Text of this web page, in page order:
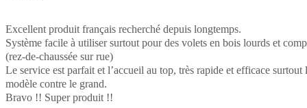
Excellent produit français recherché depuis longtemps.
Système facile à utiliser surtout pour des volets en bois lourds et
(rez-de-chaussée sur rue)
Le service est parfait et l’accueil au top, très rapide et efficace
modèle contre le grand.
Bravo !! Super produit !!